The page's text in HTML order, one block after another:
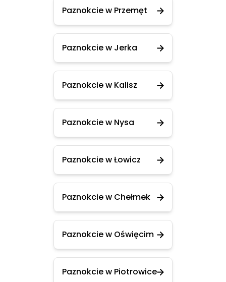
Paznokcie w Przemęt
Paznokcie w Jerka
Paznokcie w Kalisz
Paznokcie w Nysa
Paznokcie w Łowicz
Paznokcie w Chełmek
Paznokcie w Oświęcim
Paznokcie w Piotrowice